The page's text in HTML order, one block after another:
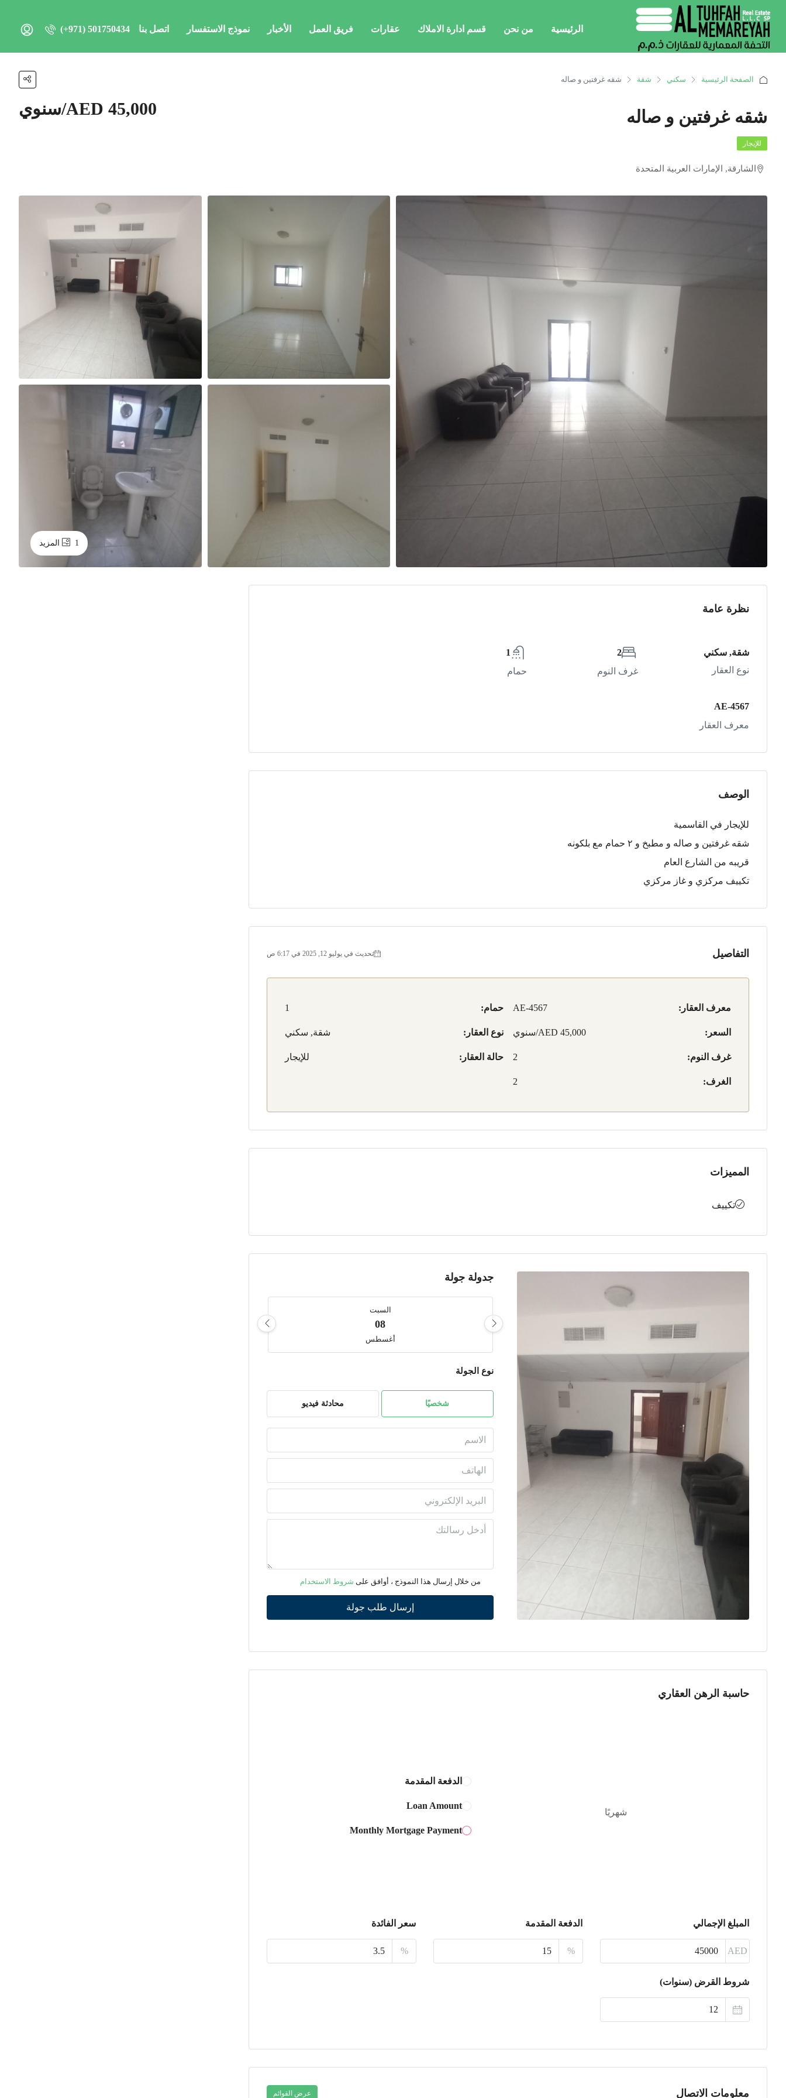
الرئيسية من نحن قسم ادارة الاملاك عقارات فريق العمل الأخبار نموذج الاستفسار اتصل بنا (+971) 501750434
الصفحة الرئيسية سكني شقة شقه غرفتين و صاله
شقه غرفتين و صاله AED 45,000/سنوي
للإيجار
الشارقة, الإمارات العربية المتحدة
1 المزيد
نظرة عامة
شقة, سكني
نوع العقار
2
غرف النوم
1
حمام
AE-4567
معرف العقار
الوصف
للإيجار في القاسمية
شقه غرفتين و صاله و مطبخ و ٢ حمام مع بلكونه
قريبه من الشارع العام
تكييف مركزي و غاز مركزي
التفاصيل تحديث في يوليو 12, 2025 في 6:17 ص
معرف العقار: AE-4567
السعر: AED 45,000/سنوي
غرف النوم: 2
الغرف: 2
حمام: 1
نوع العقار: شقة, سكني
حالة العقار: للإيجار
المميزات
تكييف
جدولة جولة
السبت
08
أغسطس
11
12
أغسطس
الخميس
أغسطس
أغسطس
18
20
نوع الجولة
شخصيًا محادثة فيديو
من خلال إرسال هذا النموذج ، أوافق على شروط الاستخدام
إرسال طلب جولة
حاسبة الرهن العقاري
شهريًا
الدفعة المقدمة
Loan Amount
Monthly Mortgage Payment
المبلغ الإجمالي
AED
الدفعة المقدمة
%
سعر الفائدة
%
شروط القرض (سنوات)
معلومات الاتصال عرض القوائم